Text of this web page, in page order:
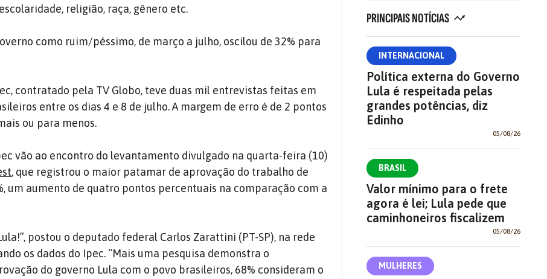
religião, raça, gênero etc.
como ruim/péssimo, de março a julho, oscilou de 32% para
contratado pela TV Globo, teve duas mil entrevistas feitas em
entre os dias 4 e 8 de julho. A margem de erro é de 2 pontos
ou para menos.
vão ao encontro do levantamento divulgado na quarta-feira (10)
, que registrou o maior patamar de aprovação do trabalho de
um aumento de quatro pontos percentuais na comparação com a
postou o deputado federal Carlos Zarattini (PT-SP), na rede
os dados do Ipec. “Mais uma pesquisa demonstra o
do governo Lula com o povo brasileiros, 68% consideram o
PRINCIPAIS NOTÍCIAS
INTERNACIONAL
Política externa do Governo
Lula é respeitada pelas
grandes potências, diz
Edinho
05/08/26
BRASIL
Valor mínimo para o frete
agora é lei; Lula pede que
caminhoneiros fiscalizem
05/08/26
MULHERES